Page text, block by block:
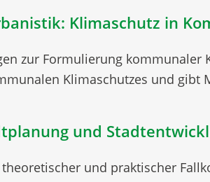
Klimaschutz in
zur Formulierung
Klimaschutzes und gibt
und
und praktischer